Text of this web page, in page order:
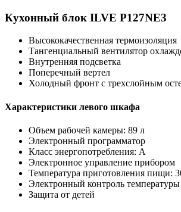
Кухонный блок ILVE P127NE3
Высококачественная термоизоляция
Тангенциальный вентилятор
Внутренняя подсветка
Поперечный вертел
Холодный фронт с трехслойным
Характеристики левого шкафа
Объем рабочей камеры: 89 л
Электронный программатор
Класс энергопотребления: A
Электронное управление прибором
Температура приготовления пищи:
Электронный контроль
Защита от детей